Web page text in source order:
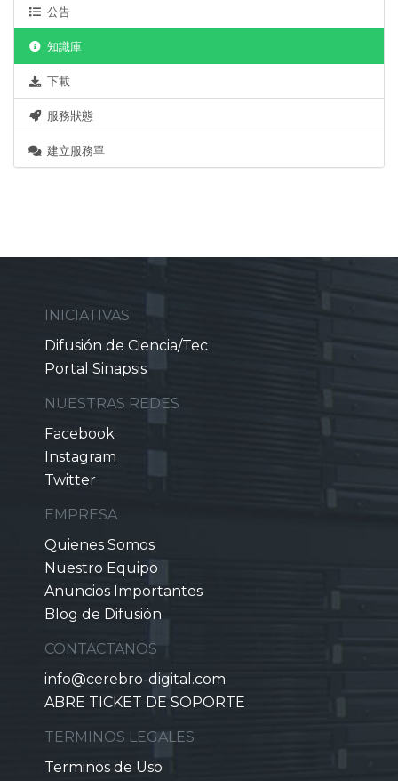
公告
知識庫
下載
服務狀態
建立服務單
INICIATIVAS
Difusión de Ciencia/Tec
Portal Sinapsis
NUESTRAS REDES
Facebook
Instagram
Twitter
EMPRESA
Quienes Somos
Nuestro Equipo
Anuncios Importantes
Blog de Difusión
CONTACTANOS
info@cerebro-digital.com
ABRE TICKET DE SOPORTE
TERMINOS LEGALES
Terminos de Uso